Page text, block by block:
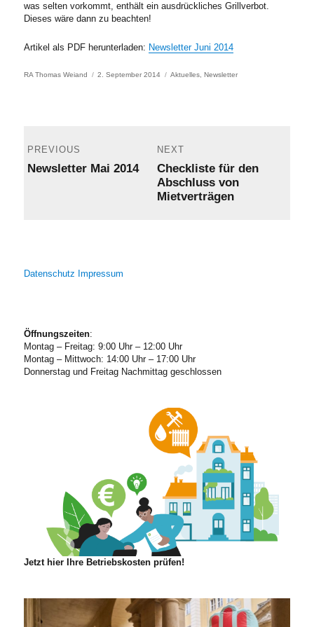
was selten vorkommt, enthält ein ausdrückliches Grillverbot.
Dieses wäre dann zu beachten!
Artikel als PDF herunterladen: Newsletter Juni 2014
Author
RA Thomas Weiand
Posted
2. September 2014 Categories
Aktuelles, Newsletter
navigation
PREVIOUS
Previous
Newsletter Mai 2014
NEXT
Next
Checkliste für den
Abschluss von
Mietverträgen
Datenschutz Impressum
Öffnungszeiten:
Montag – Freitag: 9:00 Uhr – 12:00 Uhr
Montag – Mittwoch: 14:00 Uhr – 17:00 Uhr
Donnerstag und Freitag Nachmittag geschlossen
Jetzt hier Ihre Betriebskosten prüfen!